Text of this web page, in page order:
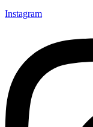
Instagram